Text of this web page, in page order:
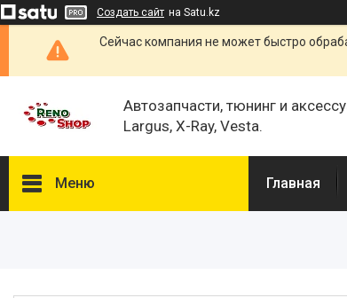
Создать сайт на Satu.kz
Сейчас компания не может быстро
Автозапчасти, тюнинг и
Largus, X-Ray, Vesta.
Меню Главная